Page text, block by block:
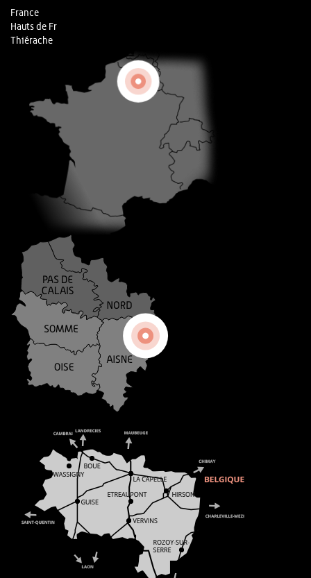
France
Hauts de Fr
Thiérache